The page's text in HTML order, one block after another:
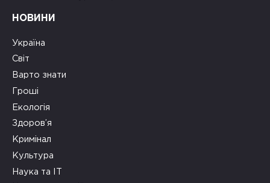
НОВИНИ
Україна
Світ
Варто знати
Гроші
Екологія
Здоров’я
Кримінал
Культура
Наука та ІТ